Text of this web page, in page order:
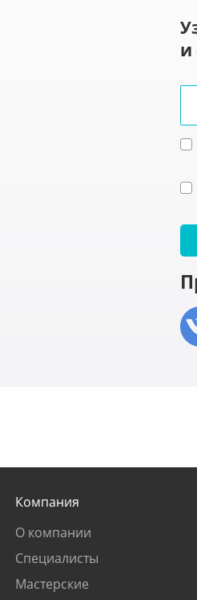
и
Компания
О компании
Специалисты
Мастерские